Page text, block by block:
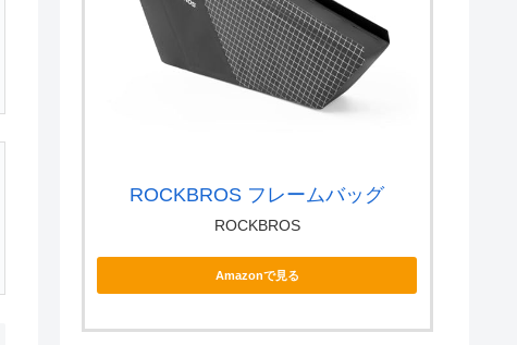
ROCKBROS フレームバッグ
ROCKBROS
Amazonで見る